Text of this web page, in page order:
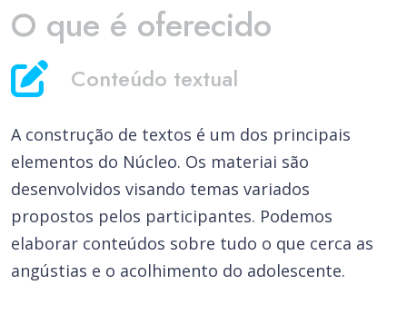
O que é oferecido
Conteúdo textual
A construção de textos é um dos principais
elementos do Núcleo. Os materiai são
desenvolvidos visando temas variados
propostos pelos participantes. Podemos
elaborar conteúdos sobre tudo o que cerca as
angústias e o acolhimento do adolescente.